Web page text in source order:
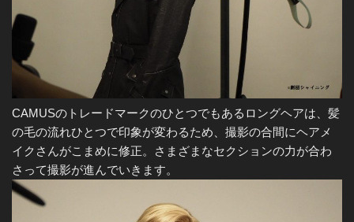
CAMUSのトレードマークのひとつでもあるロングヘアは、髪
の毛の流れひとつで印象が変わるため、撮影の合間にヘアメ
イクさんがこまめに修正。さまざまなセクションの力が合わ
さって撮影が進んでいきます。